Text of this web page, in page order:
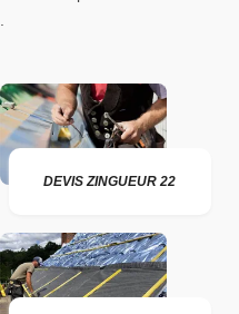
DEVIS ZINGUEUR 22